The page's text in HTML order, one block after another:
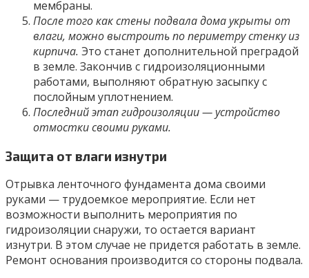
мембраны.
После того как стены подвала дома укрыты от
влаги, можно выстроить по периметру стенку из
кирпича. Это станет дополнительной преградой
в земле. Закончив с гидроизоляционными
работами, выполняют обратную засыпку с
послойным уплотнением.
Последний этап гидроизоляции — устройство
отмостки своими руками.
Защита от влаги изнутри
Отрывка ленточного фундамента дома своими
руками — трудоемкое мероприятие. Если нет
возможности выполнить мероприятия по
гидроизоляции снаружи, то остается вариант
изнутри. В этом случае не придется работать в земле.
Ремонт основания производится со стороны подвала.